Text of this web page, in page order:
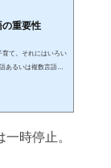
の重要性
育て。それにはいろい
あるいは複数言語の
親が、子どもに日本
時停止。